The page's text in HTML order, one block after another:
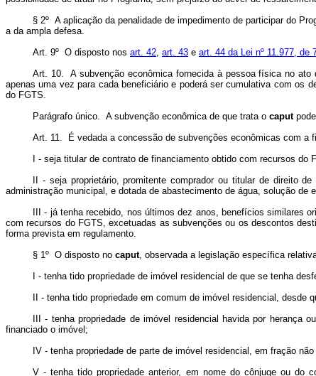
§ 2º A aplicação da penalidade de impedimento de participar do
a da ampla defesa.
Art. 9º O disposto nos art. 42, art. 43 e art. 44 da Lei nº 11.977, de
Art. 10. A subvenção econômica fornecida à pessoa física no ato
apenas uma vez para cada beneficiário e poderá ser cumulativa com os
do FGTS.
Parágrafo único. A subvenção econômica de que trata o caput
Art. 11. É vedada a concessão de subvenções econômicas com a
I - seja titular de contrato de financiamento obtido com recursos
II - seja proprietário, promitente comprador ou titular de direito
administração municipal, e dotada de abastecimento de água, solução
III - já tenha recebido, nos últimos dez anos, benefícios similares
com recursos do FGTS, excetuadas as subvenções ou os descontos
forma prevista em regulamento.
§ 1º O disposto no caput, observada a legislação específica
I - tenha tido propriedade de imóvel residencial de que se tenha
II - tenha tido propriedade em comum de imóvel residencial,
III - tenha propriedade de imóvel residencial havida por
financiado o imóvel;
IV - tenha propriedade de parte de imóvel residencial, em fração
V - tenha tido propriedade anterior, em nome do cônjuge ou do